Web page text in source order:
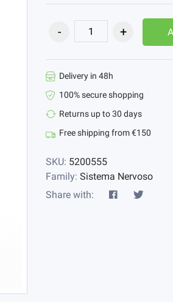
Delivery in 48h
100% secure shopping
Returns up to 30 days
Free shipping from €150
SKU: 5200555
Family: Sistema Nervoso
Share with: